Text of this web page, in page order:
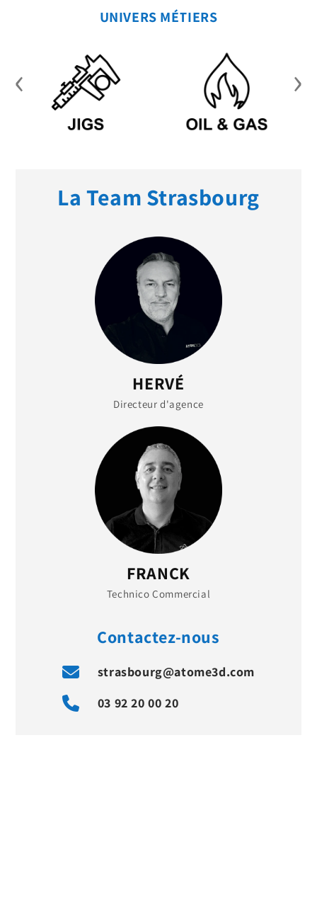
UNIVERS MÉTIERS
‹ ›
La Team Strasbourg
HERVÉ
Directeur d'agence
FRANCK
Technico Commercial
Contactez-nous
strasbourg@atome3d.com
03 92 20 00 20